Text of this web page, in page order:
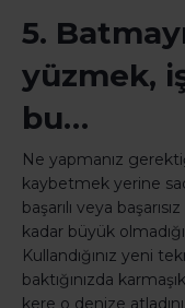
5.
yüzmek,
bu…
Ne yapmanız
kaybetmek yerine
başarılı veya
kadar büyük
Kullandığınız yeni
baktığınızda
kere o denize